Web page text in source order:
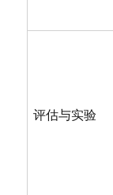
评估与实验